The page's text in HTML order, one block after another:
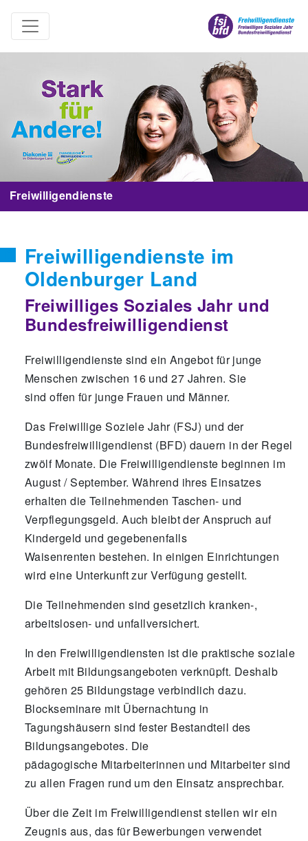
Freiwilligendienste
Freiwilligendienste im
Oldenburger Land
Freiwilliges Soziales Jahr und
Bundesfreiwilligendienst
Freiwilligendienste sind ein Angebot für junge
Menschen zwischen 16 und 27 Jahren. Sie
sind offen für junge Frauen und Männer.
Das Freiwillige Soziele Jahr (FSJ) und der
Bundesfreiwilligendienst (BFD) dauern in der Regel
zwölf Monate. Die Freiwilligendienste beginnen im
August / September. Während ihres Einsatzes
erhalten die Teilnehmenden Taschen- und
Verpflegungsgeld. Auch bleibt der Anspruch auf
Kindergeld und gegebenenfalls
Waisenrenten bestehen. In einigen Einrichtungen
wird eine Unterkunft zur Verfügung gestellt.
Die Teilnehmenden sind gesetzlich kranken-,
arbeitslosen- und unfallversichert.
In den Freiwilligendiensten ist die praktische soziale
Arbeit mit Bildungsangeboten verknüpft. Deshalb
gehören 25 Bildungstage verbindlich dazu.
Blockseminare mit Übernachtung in
Tagungshäusern sind fester Bestandteil des
Bildungsangebotes. Die
pädagogische Mitarbeiterinnen und Mitarbeiter sind
zu allen Fragen rund um den Einsatz ansprechbar.
Über die Zeit im Freiwilligendienst stellen wir ein
Zeugnis aus, das für Bewerbungen verwendet